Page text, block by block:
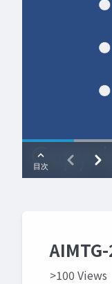
>100 Views